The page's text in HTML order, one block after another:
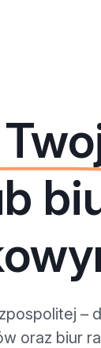
–
oraz biur